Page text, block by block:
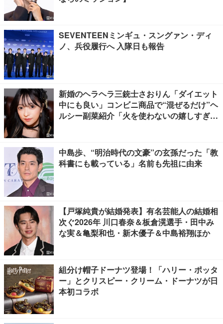
SEVENTEENミンギュ・スングァン・ディ
ノ、兵役履行へ 入隊日も報告
新婚のヘラヘラ三銃士さおりん「ダイエット
中にも良い」コンビニ商品で“混ぜるだけ”ヘ
ルシー副菜紹介「火を使わないの嬉しすぎ
中島歩、“明治時代の文豪”の玄孫だった「教
科書にも載っている」名前も先祖に由来
【戸塚純貴が結婚発表】有名芸能人の結婚相
次ぐ2026年 川口春奈＆板倉滉選手・田中み
な実＆亀梨和也・新木優子＆中島裕翔ほか
組分け帽子ドーナツ登場！「ハリー・ポッタ
ー」とクリスピー・クリーム・ドーナツが日
本初コラボ